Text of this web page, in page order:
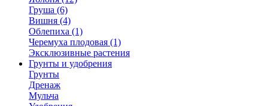
Груша (6)
Вишня (4)
Облепиха (1)
Черемуха плодовая (1)
Эксклюзивные растения
Грунты и удобрения
Грунты
Дренаж
Мульча